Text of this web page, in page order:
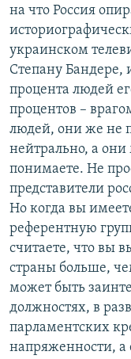
на что Россия
украинском
Степану Бандере,
процента людей
процентов –
людей, они же не
нейтрально, а они
понимаете. Не
представители
Но когда вы
референтную
считаете, что вы
страны больше,
может быть
должностях, в
парламентских
напряженности, а